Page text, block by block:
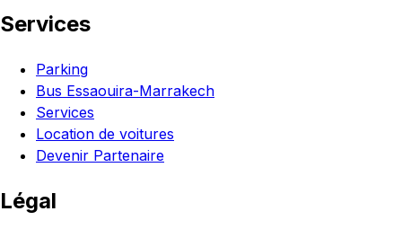
Services
Parking
Bus Essaouira-Marrakech
Services
Location de voitures
Devenir Partenaire
Légal